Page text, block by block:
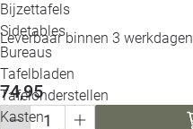
Bijzettafels
Sidetables
Bureaus
Tafelbladen
Tafelonderstellen
Kasten
Leverbaar binnen 3 werkdagen
74,95